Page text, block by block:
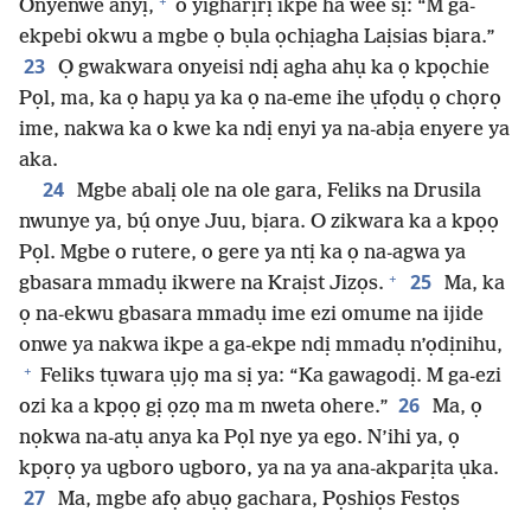
Onyenwe anyị,
o yigharịrị ikpe ha wee sị: “M ga-
ekpebi okwu a mgbe ọ bụla ọchịagha Laịsias bịara.”
23 Ọ gwakwara onyeisi ndị agha ahụ ka ọ kpọchie
Pọl, ma, ka ọ hapụ ya ka ọ na-eme ihe ụfọdụ ọ chọrọ
ime, nakwa ka o kwe ka ndị enyi ya na-abịa enyere ya
aka.
24 Mgbe abalị ole na ole gara, Feliks na Drusila
nwunye ya, bụ́ onye Juu, bịara. O zikwara ka a kpọọ
Pọl. Mgbe o rutere, o gere ya ntị ka ọ na-agwa ya
gbasara mmadụ ikwere na Kraịst Jizọs. + 25 Ma, ka
ọ na-ekwu gbasara mmadụ ime ezi omume na ijide
onwe ya nakwa ikpe a ga-ekpe ndị mmadụ n’ọdịnihu,
+ Feliks tụwara ụjọ ma sị ya: “Ka gawagodị. M ga-ezi
ozi ka a kpọọ gị ọzọ ma m nweta ohere.” 26 Ma, ọ
nọkwa na-atụ anya ka Pọl nye ya ego. N’ihi ya, ọ
kpọrọ ya ugboro ugboro, ya na ya ana-akparịta ụka.
27 Ma, mgbe afọ abụọ gachara, Pọshiọs Festọs